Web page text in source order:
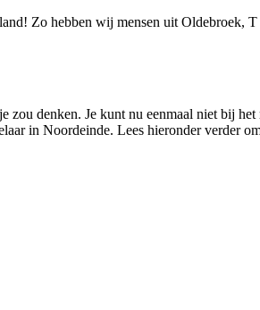
Zo hebben wij mensen uit Oldebroek,
denken. Je kunt nu eenmaal niet bij het
in Noordeinde. Lees hieronder verder